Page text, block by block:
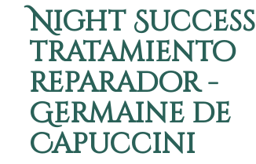
Night Success
tratamiento
reparador -
Germaine de
Capuccini